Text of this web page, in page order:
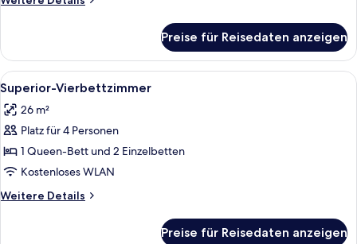
anzeigen
Doppel-
oder
-
Zweibettzimmer
Preise für Reisedaten anzeigen
Alle
Fotos
für
Superior-
Vierbettzimmer
anzeigen
Ein Hotelzimmer mit einem Bett,
5
Superior-Vierbettzimmer
26 m²
Platz für 4 Personen
1 Queen-Bett und 2 Einzelbetten
Kostenloses WLAN
Weitere Details
Weitere
Preise für Reisedaten anzeigen